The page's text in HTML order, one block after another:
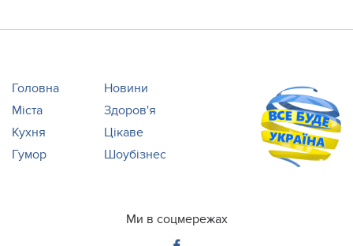
Головна
Новини
Міста
Здоров'я
Кухня
Цікаве
Гумор
Шоубізнес
Ми в соцмережах